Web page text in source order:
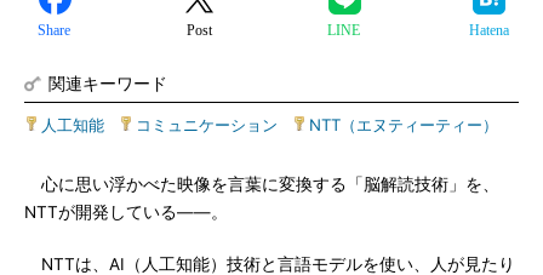
Share Post LINE Hatena
関連キーワード
人工知能 コミュニケーション NTT（エヌティーティー）
心に思い浮かべた映像を言葉に変換する「脳解読技術」を、
NTTが開発している――。
NTTは、AI（人工知能）技術と言語モデルを使い、人が見たり